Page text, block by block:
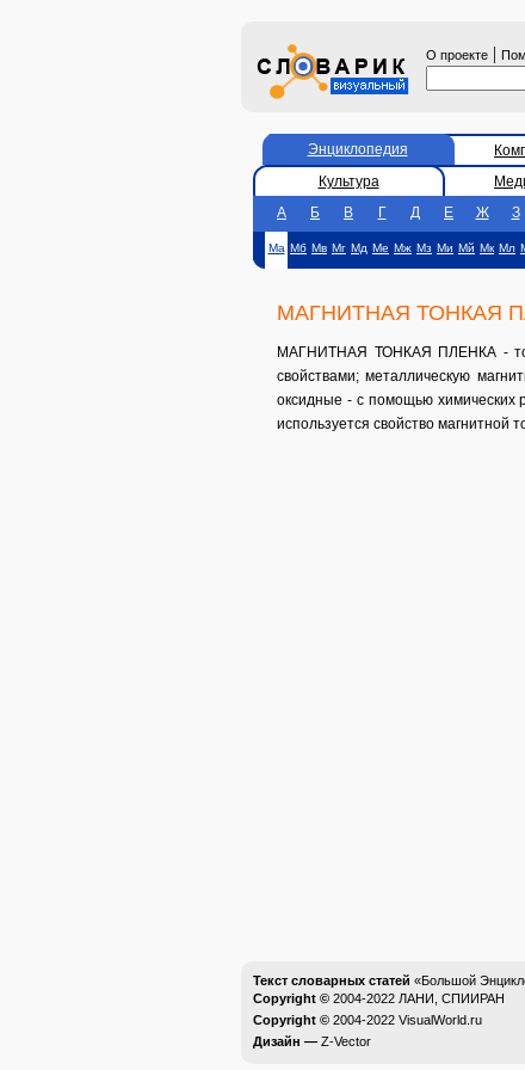
О проекте |
Энциклопедия
Культура
А
Б В Г Д Е Ж З
Ма Мб Мв Мг Мд Ме Мж Мз Ми Мй Мк Мл
МАГНИТНАЯ ТОНКАЯ
МАГНИТНАЯ ТОНКАЯ ПЛЕНКА -
свойствами; металлическую
оксидные - с помощью химических
используется свойство магнитной
Текст словарных статей «Большой
Copyright © 2004-2022 ЛАНИ, СПИИРАН
Copyright © 2004-2022 VisualWorld.ru
Дизайн — Z-Vector